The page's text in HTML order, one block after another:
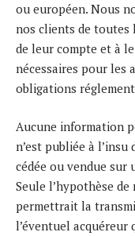
ou européen. Nous
nos clients de toutes
de leur compte et à
nécessaires pour les
obligations
Aucune information
n’est publiée à
cédée ou vendue sur
Seule l’hypothèse
permettrait la
l’éventuel acquéreur